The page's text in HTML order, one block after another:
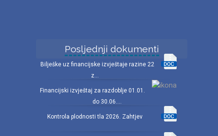
Posljednji dokumenti
Bilješke uz financijske izvještaje razine 22
z...
Financijski izvještaj za razdoblje 01.01.
do 30.06....
Kontrola plodnosti tla 2026. Zahtjev